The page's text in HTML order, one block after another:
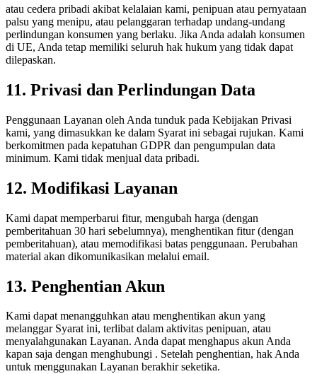
atau cedera pribadi akibat kelalaian kami, penipuan atau pernyataan
palsu yang menipu, atau pelanggaran terhadap undang-undang
perlindungan konsumen yang berlaku. Jika Anda adalah konsumen
di UE, Anda tetap memiliki seluruh hak hukum yang tidak dapat
dilepaskan.
11. Privasi dan Perlindungan Data
Penggunaan Layanan oleh Anda tunduk pada Kebijakan Privasi
kami, yang dimasukkan ke dalam Syarat ini sebagai rujukan. Kami
berkomitmen pada kepatuhan GDPR dan pengumpulan data
minimum. Kami tidak menjual data pribadi.
12. Modifikasi Layanan
Kami dapat memperbarui fitur, mengubah harga (dengan
pemberitahuan 30 hari sebelumnya), menghentikan fitur (dengan
pemberitahuan), atau memodifikasi batas penggunaan. Perubahan
material akan dikomunikasikan melalui email.
13. Penghentian Akun
Kami dapat menangguhkan atau menghentikan akun yang
melanggar Syarat ini, terlibat dalam aktivitas penipuan, atau
menyalahgunakan Layanan. Anda dapat menghapus akun Anda
kapan saja dengan menghubungi . Setelah penghentian, hak Anda
untuk menggunakan Layanan berakhir seketika.